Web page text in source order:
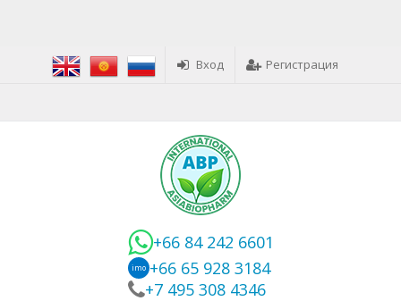
Вход Регистрация
+66 84 242 6601
imo +66 65 928 3184
+7 495 308 4346